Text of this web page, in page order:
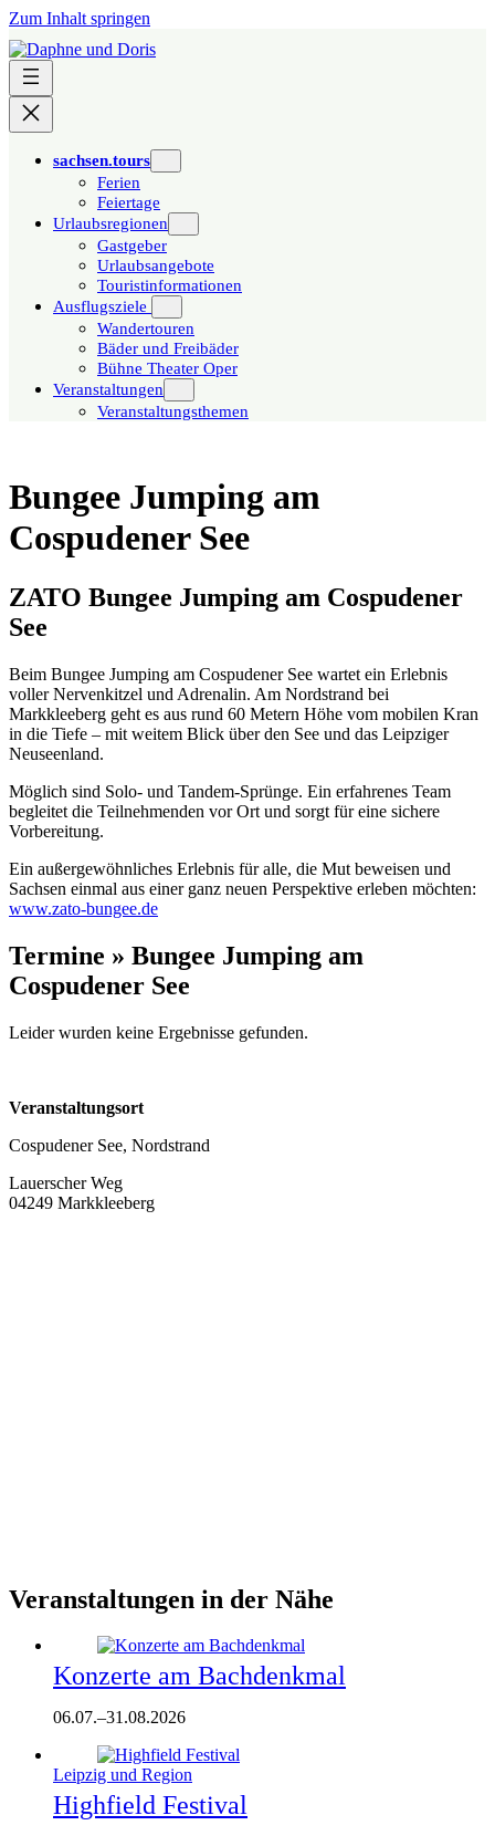
Zum Inhalt springen
sachsen.tours
Ferien
Feiertage
Urlaubsregionen
Gastgeber
Urlaubsangebote
Touristinformationen
Ausflugsziele
Wandertouren
Bäder und Freibäder
Bühne Theater Oper
Veranstaltungen
Veranstaltungsthemen
Bungee Jumping am
Cospudener See
ZATO Bungee Jumping am Cospudener
See
Beim Bungee Jumping am Cospudener See wartet ein Erlebnis
voller Nervenkitzel und Adrenalin. Am Nordstrand bei
Markkleeberg geht es aus rund 60 Metern Höhe vom mobilen Kran
in die Tiefe – mit weitem Blick über den See und das Leipziger
Neuseenland.
Möglich sind Solo- und Tandem-Sprünge. Ein erfahrenes Team
begleitet die Teilnehmenden vor Ort und sorgt für eine sichere
Vorbereitung.
Ein außergewöhnliches Erlebnis für alle, die Mut beweisen und
Sachsen einmal aus einer ganz neuen Perspektive erleben möchten:
www.zato-bungee.de
Termine » Bungee Jumping am
Cospudener See
Leider wurden keine Ergebnisse gefunden.
Veranstaltungsort
Cospudener See, Nordstrand
Lauerscher Weg
04249 Markkleeberg
Veranstaltungen in der Nähe
Konzerte am Bachdenkmal
06.07.–31.08.2026
Leipzig und Region
Highfield Festival